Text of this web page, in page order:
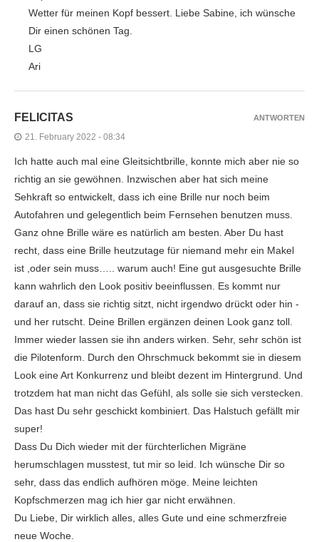
Wetter für meinen Kopf bessert. Liebe Sabine, ich wünsche
Dir einen schönen Tag.
LG
Ari
FELICITAS
21. February 2022 - 08:34
Ich hatte auch mal eine Gleitsichtbrille, konnte mich aber nie so
richtig an sie gewöhnen. Inzwischen aber hat sich meine
Sehkraft so entwickelt, dass ich eine Brille nur noch beim
Autofahren und gelegentlich beim Fernsehen benutzen muss.
Ganz ohne Brille wäre es natürlich am besten. Aber Du hast
recht, dass eine Brille heutzutage für niemand mehr ein Makel
ist ,oder sein muss….. warum auch! Eine gut ausgesuchte Brille
kann wahrlich den Look positiv beeinflussen. Es kommt nur
darauf an, dass sie richtig sitzt, nicht irgendwo drückt oder hin -
und her rutscht. Deine Brillen ergänzen deinen Look ganz toll.
Immer wieder lassen sie ihn anders wirken. Sehr, sehr schön ist
die Pilotenform. Durch den Ohrschmuck bekommt sie in diesem
Look eine Art Konkurrenz und bleibt dezent im Hintergrund. Und
trotzdem hat man nicht das Gefühl, als solle sie sich verstecken.
Das hast Du sehr geschickt kombiniert. Das Halstuch gefällt mir
super!
Dass Du Dich wieder mit der fürchterlichen Migräne
herumschlagen musstest, tut mir so leid. Ich wünsche Dir so
sehr, dass das endlich aufhören möge. Meine leichten
Kopfschmerzen mag ich hier gar nicht erwähnen.
Du Liebe, Dir wirklich alles, alles Gute und eine schmerzfreie
neue Woche.
ANTWORTEN